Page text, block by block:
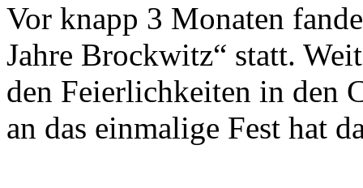
Vor knapp 3 Monaten
Jahre Brockwitz“ statt.
den Feierlichkeiten in den
an das einmalige Fest hat